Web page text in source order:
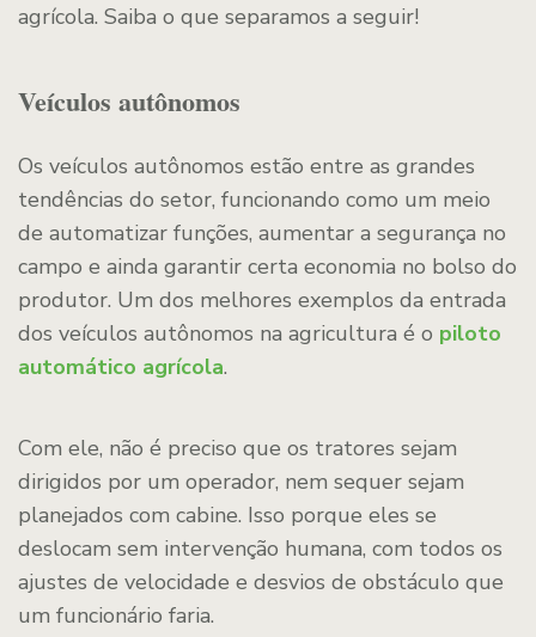
agrícola. Saiba o que separamos a seguir!
Veículos autônomos
Os veículos autônomos estão entre as grandes
tendências do setor, funcionando como um meio
de automatizar funções, aumentar a segurança no
campo e ainda garantir certa economia no bolso do
produtor. Um dos melhores exemplos da entrada
dos veículos autônomos na agricultura é o piloto
automático agrícola.
Com ele, não é preciso que os tratores sejam
dirigidos por um operador, nem sequer sejam
planejados com cabine. Isso porque eles se
deslocam sem intervenção humana, com todos os
ajustes de velocidade e desvios de obstáculo que
um funcionário faria.